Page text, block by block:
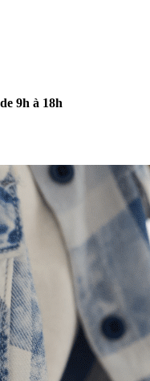
9h à 18h